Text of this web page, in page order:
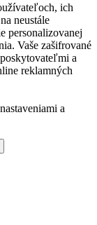
ich
neustále
personalizovanej
Vaše zašifrované
a
reklamných
a